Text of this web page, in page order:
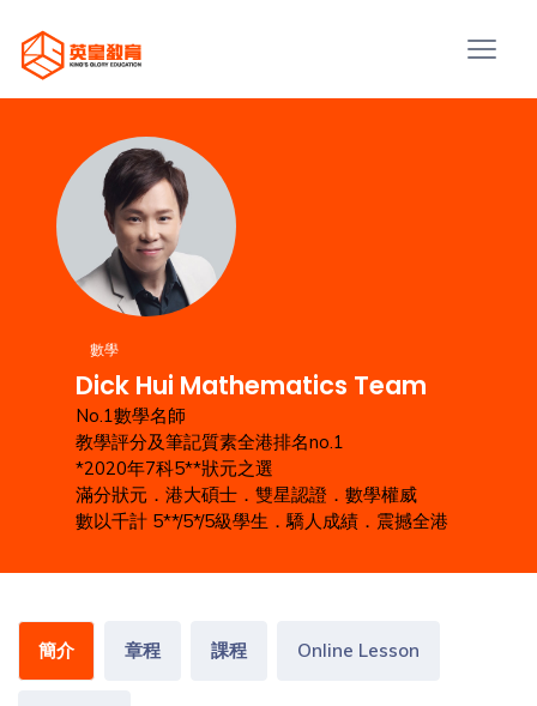
數學
Dick Hui Mathematics Team
No.1數學名師
教學評分及筆記質素全港排名no.1
*2020年7科5**狀元之選
滿分狀元．港大碩士．雙星認證．數學權威
數以千計 5**/5*/5級學生．驕人成績．震撼全港
簡介 章程 課程 Online Lesson